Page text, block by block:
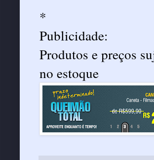
*
Publicidade:
Produtos e preços
no estoque